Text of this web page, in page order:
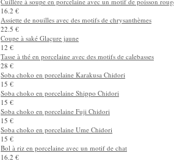
Baguettes japonaises avec des motifs de calebasses (rouge)
13.5 €
Baguettes japonaises avec des motifs de daruma 21cm
16.5 €
Cuillère à soupe en porcelaine avec un motif de chat
16.2 €
Cuillère à soupe en porcelaine avec un motif de poisson
16.2 €
Assiette de nouilles avec des motifs de chrysanthèmes
22.5 €
Coupe à saké Glaçure jaune
12 €
Tasse à thé en porcelaine avec des motifs de calebasses
28 €
Soba choko en porcelaine Karakusa Chidori
15 €
Soba choko en porcelaine Shippo Chidori